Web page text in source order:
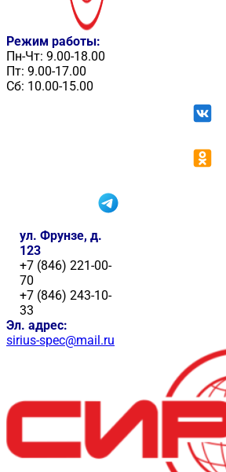
Режим работы:
Пн-Чт: 9.00-18.00
Пт: 9.00-17.00
Сб: 10.00-15.00
ул. Фрунзе, д.
123
+7 (846) 221-00-
70
+7 (846) 243-10-
33
Эл. адрес:
sirius-spec@mail.ru